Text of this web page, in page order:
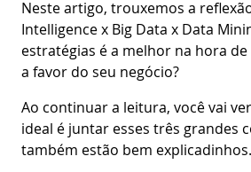
Neste artigo, trouxemos a
Intelligence x Big Data x Data
estratégias é a melhor na hora
a favor do seu negócio?
Ao continuar a leitura, você vai
ideal é juntar esses três grandes
também estão bem